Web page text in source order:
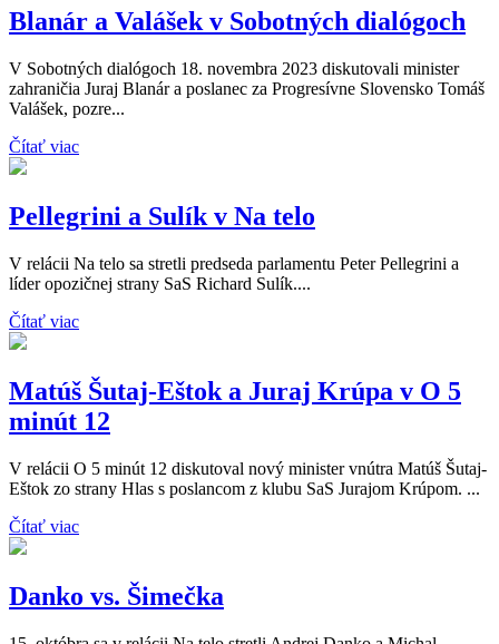
Blanár a Valášek v Sobotných dialógoch
V Sobotných dialógoch 18. novembra 2023 diskutovali minister
zahraničia Juraj Blanár a poslanec za Progresívne Slovensko Tomáš
Valášek, pozre...
Čítať viac
Pellegrini a Sulík v Na telo
V relácii Na telo sa stretli predseda parlamentu Peter Pellegrini a
líder opozičnej strany SaS Richard Sulík....
Čítať viac
Matúš Šutaj-Eštok a Juraj Krúpa v O 5
minút 12
V relácii O 5 minút 12 diskutoval nový minister vnútra Matúš Šutaj-
Eštok zo strany Hlas s poslancom z klubu SaS Jurajom Krúpom. ...
Čítať viac
Danko vs. Šimečka